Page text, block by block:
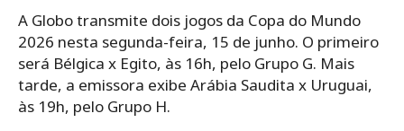
A Globo transmite dois jogos da Copa do Mundo
2026 nesta segunda-feira, 15 de junho. O primeiro
será Bélgica x Egito, às 16h, pelo Grupo G. Mais
tarde, a emissora exibe Arábia Saudita x Uruguai,
às 19h, pelo Grupo H.